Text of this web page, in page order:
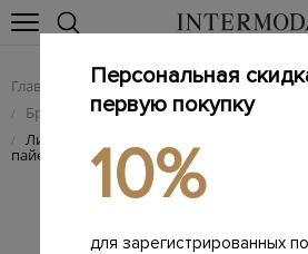
Главная Женщинам / Женская одежда
/ Брендовая женская пляжная одежда и
/ Лиф из быстросохнущей микрофибры с
пайетками
Персональная
первую покупку
10%
для зарегистрированных